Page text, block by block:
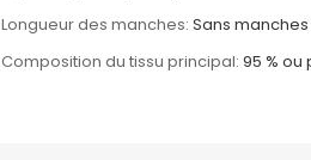
Longueur des manches: Sans manches
Composition du tissu principal: 95 % ou